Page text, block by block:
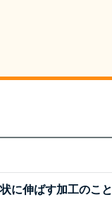
に伸ばす加工のこと